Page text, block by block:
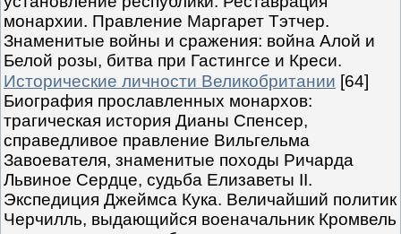
монархии. Правление Маргарет Тэтчер.
Знаменитые войны и сражения: война Алой и
Белой розы, битва при Гастингсе и Креси.
Исторические личности Великобритании [64]
Биография прославленных монархов:
трагическая история Дианы Спенсер,
справедливое правление Вильгельма
Завоевателя, знаменитые походы Ричарда
Львиное Сердце, судьба Елизаветы II.
Экспедиция Джеймса Кука. Величайший политик
Черчилль, выдающийся военачальник Кромвель